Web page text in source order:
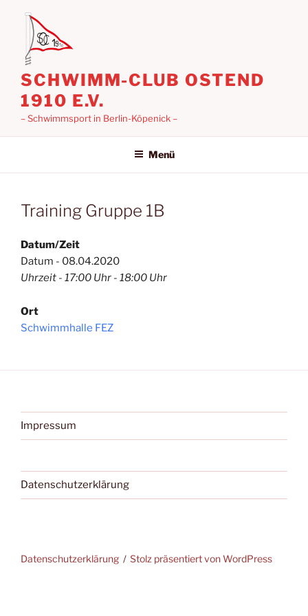
springen
SCHWIMM-CLUB OSTEND
1910 E.V.
– Schwimmsport in Berlin-Köpenick –
Menü
Training Gruppe 1B
Datum/Zeit
Datum - 08.04.2020
Uhrzeit - 17:00 Uhr - 18:00 Uhr
Ort
Schwimmhalle FEZ
Impressum
Datenschutzerklärung
Datenschutzerklärung Stolz präsentiert von WordPress